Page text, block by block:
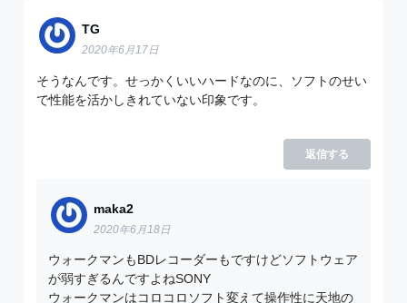
TG
2020年6月17日
そうなんです。せっかくいいハードなのに、ソフトのせい
で性能を活かしきれていない印象です。
返信する
maka2
2020年6月18日
ウォークマンもBDレコーダーもですけどソフトウェア
が弱すぎるんですよねSONY
ウォークマンはコロコロソフト変えて操作性に天地の